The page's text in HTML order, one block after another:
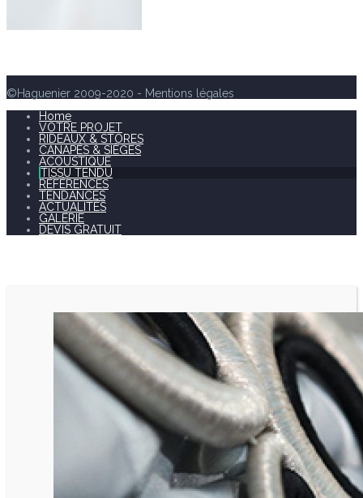
©Haguenier 2009-2020 - Mentions légales
Home
VOTRE PROJET
RIDEAUX & STORES
CANAPÉS & SIÈGES
ACOUSTIQUE
TISSU TENDU
RÉFÉRENCES
TENDANCES
ACTUALITÉS
GALERIE
DEVIS GRATUIT